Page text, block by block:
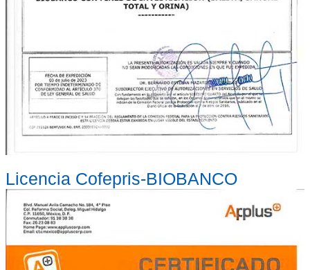
Licencia Cofepris-BIOBANCO